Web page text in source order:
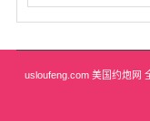
usloufeng.com 美国约炮网